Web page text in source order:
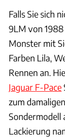
Falls Sie sich
9LM von
Monster mit
Farben Lila,
Rennen an.
Jaguar F-Pace
zum
Sondermodell
Lackierung